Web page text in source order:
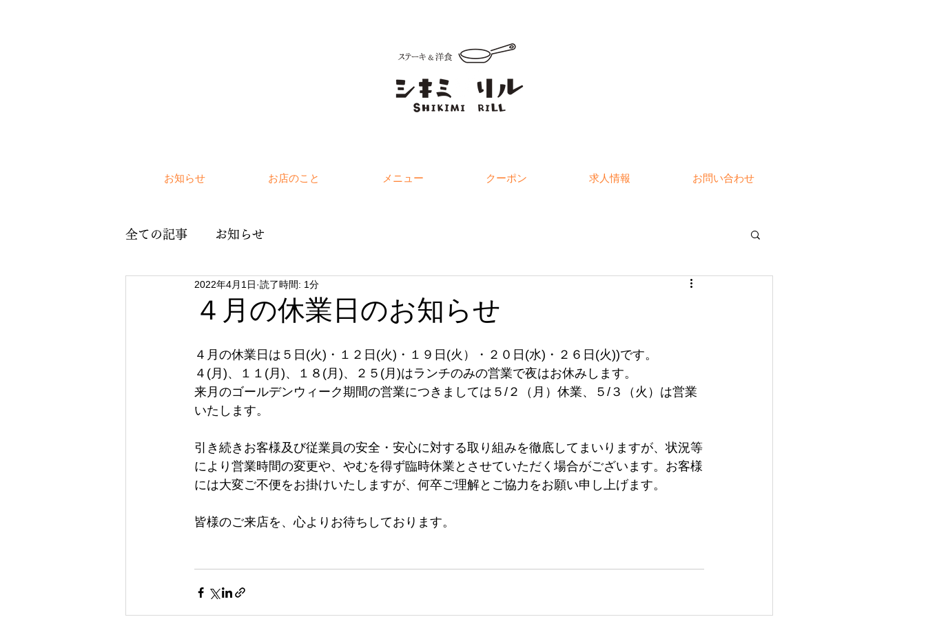
お知らせ お店のこと メニュー クーポン 求人情報 お問い合わせ
全ての記事 お知らせ
４月の休業日のお知らせ
2022年4月1日 読了時間: 1分
４月の休業日は５日(火)・１２日(火)・１９日(火）・２０日(水)・２６日(火))です。
４(月)、１１(月)、１８(月)、２５(月)はランチのみの営業で夜はお休みします。
来月のゴールデンウィーク期間の営業につきましては５/２（月）休業、５/３（火）は営業
いたします。
引き続きお客様及び従業員の安全・安心に対する取り組みを徹底してまいりますが、状況等
により営業時間の変更や、やむを得ず臨時休業とさせていただく場合がございます。お客様
には大変ご不便をお掛けいたしますが、何卒ご理解とご協力をお願い申し上げます。
皆様のご来店を、心よりお待ちしております。